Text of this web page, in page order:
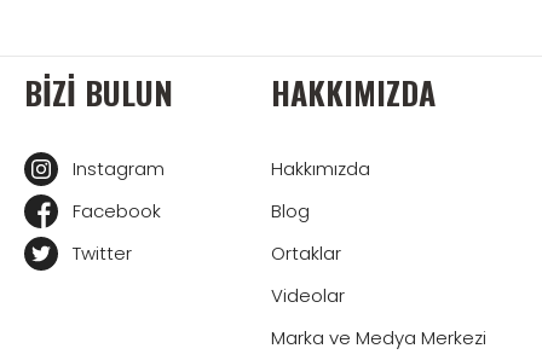
BIZI BULUN
Instagram
Facebook
Twitter
HAKKIMIZDA
Hakkımızda
Blog
Ortaklar
Videolar
Marka ve Medya Merkezi